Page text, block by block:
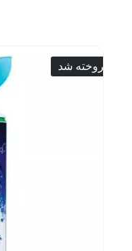
فروخته شد